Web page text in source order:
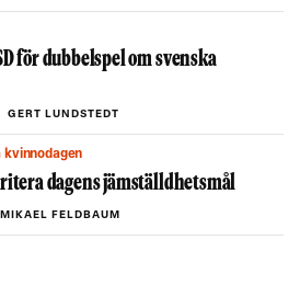
för dubbelspel om svenska
GERT LUNDSTEDT
kvinnodagen
dagens jämställdhetsmål
MIKAEL FELDBAUM